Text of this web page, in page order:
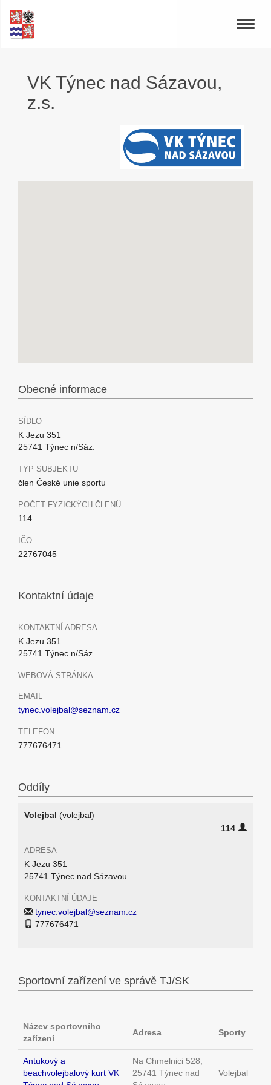
Toggle
VK Týnec nad Sázavou,
z.s.
Obecné informace
SÍDLO
K Jezu 351
25741 Týnec n/Sáz.
TYP SUBJEKTU
člen České unie sportu
POČET FYZICKÝCH ČLENŮ
114
IČO
22767045
Kontaktní údaje
KONTAKTNÍ ADRESA
K Jezu 351
25741 Týnec n/Sáz.
WEBOVÁ STRÁNKA
EMAIL
tynec.volejbal@seznam.cz
TELEFON
777676471
Oddíly
Volejbal (volejbal)
114
ADRESA
K Jezu 351
25741 Týnec nad Sázavou
KONTAKTNÍ ÚDAJE
tynec.volejbal@seznam.cz
777676471
Sportovní zařízení ve správě TJ/SK
Název sportovního
zařízení
Adresa Sporty
Antukový a
beachvolejbalový kurt VK
Na Chmelnici 528,
25741 Týnec nad
Volejbal